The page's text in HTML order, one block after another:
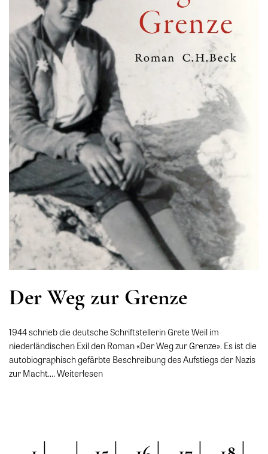
Der Weg zur Grenze
1944 schrieb die deutsche Schriftstellerin Grete Weil im
niederländischen Exil den Roman «Der Weg zur Grenze». Es ist die
autobiographisch gefärbte Beschreibung des Aufstiegs der Nazis
zur Macht.…Weiterlesen